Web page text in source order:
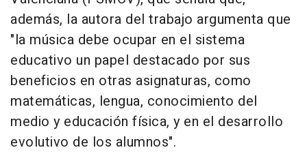
además, la autora del trabajo argumenta que
"la música debe ocupar en el sistema
educativo un papel destacado por sus
beneficios en otras asignaturas, como
matemáticas, lengua, conocimiento del
medio y educación física, y en el desarrollo
evolutivo de los alumnos".